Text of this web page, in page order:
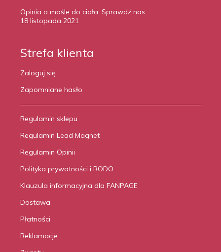
Opinia o maśle do ciała. Sprawdź nas.
18 listopada 2021
Strefa klienta
Zaloguj się
Zapomniane hasło
Regulamin sklepu
Regulamin Lead Magnet
Regulamin Opinii
Polityka prywatności i RODO
Klauzula informacyjna dla FANPAGE
Dostawa
Płatności
Reklamacje